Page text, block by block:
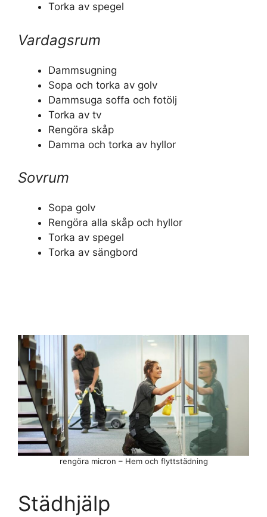
Torka av spegel
Vardagsrum
Dammsugning
Sopa och torka av golv
Dammsuga soffa och fotölj
Torka av tv
Rengöra skåp
Damma och torka av hyllor
Sovrum
Sopa golv
Rengöra alla skåp och hyllor
Torka av spegel
Torka av sängbord
Städhjälp
rengöra micron – Hem och flyttstädning